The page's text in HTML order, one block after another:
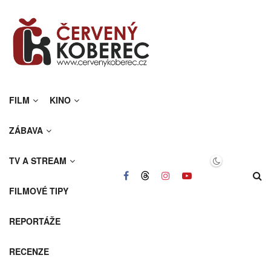
FILM KINO
ZÁBAVA
TV A STREAM
FILMOVÉ TIPY
REPORTÁŽE
RECENZE